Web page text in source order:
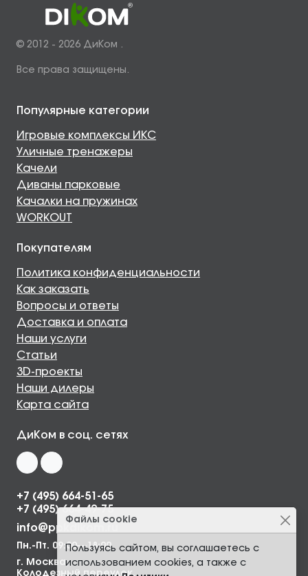
© 2012 - 2026 ДиКом .
Все права защищены.
Файлы cookie
Пользуясь сайтом, вы соглашаетесь с
использованием cookies, а также с
Популярные категории
Игровые комплексы ИКС
Уличные тренажеры
Качели
Диваны парковые
Качалки на пружинах
WORKOUT
Покупателям
Политика конфиденциальности
Как заказать
Вопросы и ответы
Доставка и оплата
Наши услуги
Статьи
3D-проекты
Наши дилеры
Карта сайта
ДиКом в соц. сетях
+7 (495) 664-51-65
+7 (495) 664-49-75
info@ppkdikom.ru
Пн.-Пт. 09:00—18:00
г. Москва,
Колодезный переулок,